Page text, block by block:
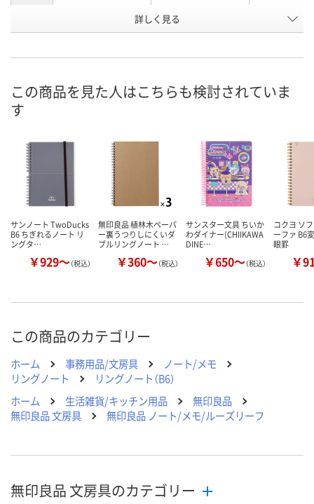
EN87173 P254082
8月8日（土）
カゴへ カゴへ カ
詳しく見る
この商品を見た人はこちらも検討されていま
す
サンノート TwoDucks
B6 ちぎれるノート リ
ングタ…
￥929～（税込）
無印良品 植林木ペーパ
ー裏うつりしにくいダ
ブルリングノート …
￥360～（税込）
サンスター文具 ちいか
わダイナー(CHIIKAWA
DINE…
￥650～（税込）
コクヨ ソ
ーファ B6
眼罫
￥
この商品のカテゴリー
ホーム 事務用品/文房具
ノート/メモ
リングノート
リングノート（B6）
ホーム
生活雑貨/キッチン用品
無印良品
無印良品 文房具
無印良品 ノート/メモ/ルーズリーフ
無印良品 文房具のカテゴリー